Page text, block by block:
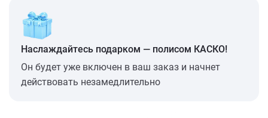
Наслаждайтесь подарком — полисом КАСКО!
Он будет уже включен в ваш заказ и начнет
действовать незамедлительно